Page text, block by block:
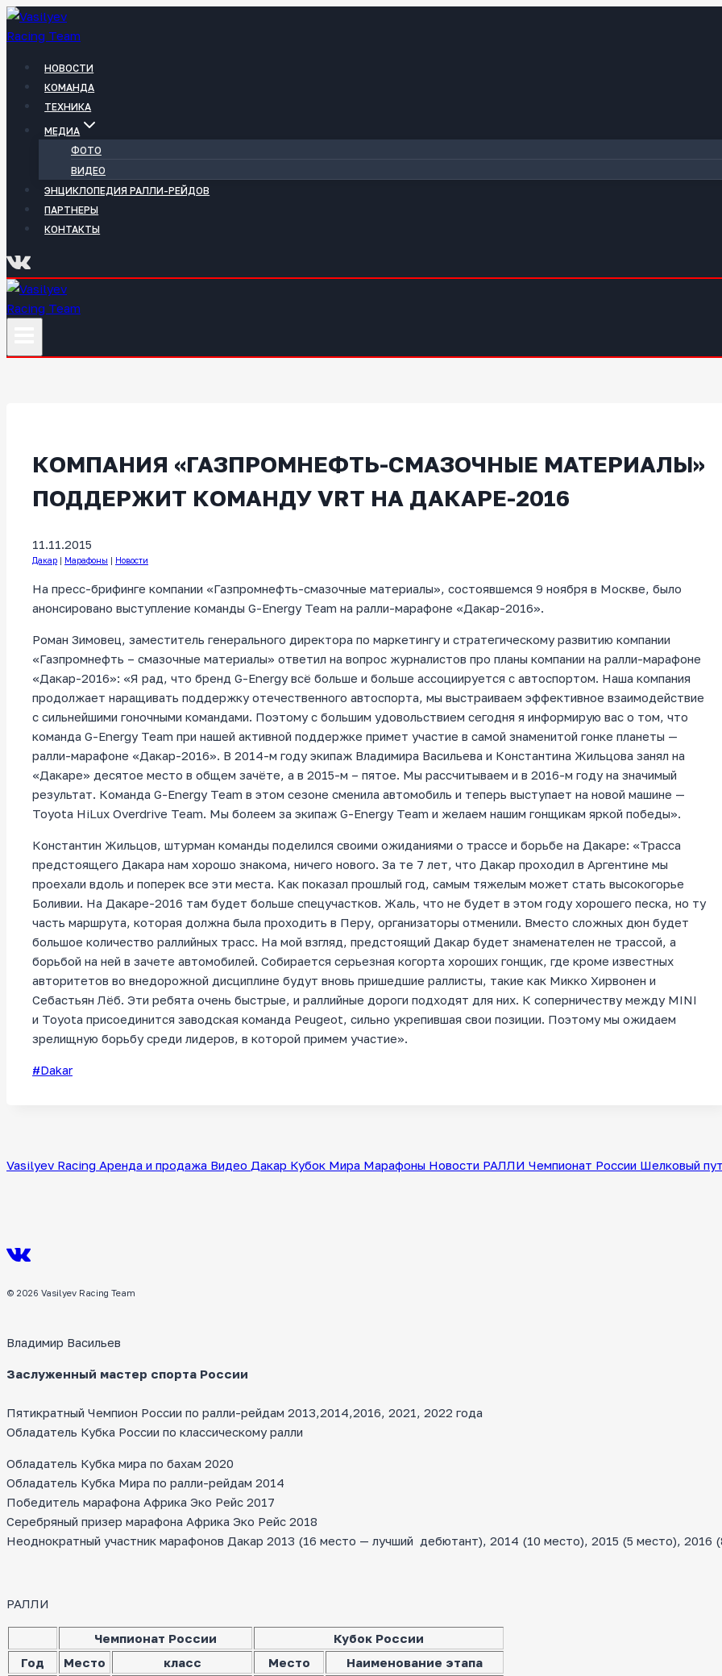
Перейти
к
НОВОСТИ
КОМАНДА
ТЕХНИКА
МЕДИА
ФОТО
ВИДЕО
ЭНЦИКЛОПЕДИЯ РАЛЛИ-РЕЙДОВ
ПАРТНЕРЫ
КОНТАКТЫ
КОМПАНИЯ «ГАЗПРОМНЕФТЬ-СМАЗОЧНЫЕ МАТЕРИАЛЫ»
ПОДДЕРЖИТ КОМАНДУ VRT НА ДАКАРЕ-2016
11.11.2015
Дакар | Марафоны | Новости
На пресс-брифинге компании «Газпромнефть-смазочные материалы», состоявшемся 9 ноября в Москве, было
анонсировано выступление команды G-Energy Team на ралли-марафоне «Дакар-2016».
Роман Зимовец, заместитель генерального директора по маркетингу и стратегическому развитию компании
«Газпромнефть – смазочные материалы» ответил на вопрос журналистов про планы компании на ралли-марафоне
«Дакар-2016»: «Я рад, что бренд G-Energy всё больше и больше ассоциируется с автоспортом. Наша компания
продолжает наращивать поддержку отечественного автоспорта, мы выстраиваем эффективное взаимодействие
с сильнейшими гоночными командами. Поэтому с большим удовольствием сегодня я информирую вас о том, что
команда G-Energy Team при нашей активной поддержке примет участие в самой знаменитой гонке планеты —
ралли-марафоне «Дакар-2016». В 2014-м году экипаж Владимира Васильева и Константина Жильцова занял на
«Дакаре» десятое место в общем зачёте, а в 2015-м – пятое. Мы рассчитываем и в 2016-м году на значимый
результат. Команда G-Energy Team в этом сезоне сменила автомобиль и теперь выступает на новой машине —
Toyota HiLux Overdrive Team. Мы болеем за экипаж G-Energy Team и желаем нашим гонщикам яркой победы».
Константин Жильцов, штурман команды поделился своими ожиданиями о трассе и борьбе на Дакаре: «Трасса
предстоящего Дакара нам хорошо знакома, ничего нового. За те 7 лет, что Дакар проходил в Аргентине мы
проехали вдоль и поперек все эти места. Как показал прошлый год, самым тяжелым может стать высокогорье
Боливии. На Дакаре-2016 там будет больше спецучастков. Жаль, что не будет в этом году хорошего песка, но ту
часть маршрута, которая должна была проходить в Перу, организаторы отменили. Вместо сложных дюн будет
большое количество раллийных трасс. На мой взгляд, предстоящий Дакар будет знаменателен не трассой, а
борьбой на ней в зачете автомобилей. Собирается серьезная когорта хороших гонщик, где кроме известных
авторитетов во внедорожной дисциплине будут вновь пришедшие раллисты, такие как Микко Хирвонен и
Себастьян Лёб. Эти ребята очень быстрые, и раллийные дороги подходят для них. К соперничеству между MINI
и Toyota присоединится заводская команда Peugeot, сильно укрепившая свои позиции. Поэтому мы ожидаем
зрелищную борьбу среди лидеров, в которой примем участие».
Метки
#Dakar
Vasilyev Racing Аренда и продажа Видео Дакар Кубок Мира Марафоны Новости РАЛЛИ Чемпионат России Шелковый
© 2026 Vasilyev Racing Team
Владимир Васильев
Заслуженный мастер спорта России
Пятикратный Чемпион России по ралли-рейдам 2013,2014,2016, 2021, 2022 года
Обладатель Кубка России по классическому ралли
Обладатель Кубка мира по бахам 2020
Обладатель Кубка Мира по ралли-рейдам 2014
Победитель марафона Африка Эко Рейс 2017
Серебряный призер марафона Африка Эко Рейс 2018
Неоднократный участник марафонов Дакар 2013 (16 место — лучший дебютант), 2014 (10 место), 2015 (5 место), 2016
РАЛЛИ
Чемпионат России
Кубок России
Год
Место класс Место
Наименование этапа